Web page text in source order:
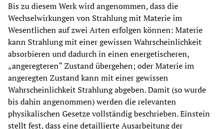
Bis zu diesem Werk wird angenommen, dass die
Wechselwirkungen von Strahlung mit Materie im
Wesentlichen auf zwei Arten erfolgen können: Materie
kann Strahlung mit einer gewissen Wahrscheinlichkeit
absorbieren und dadurch in einen energetischeren,
„angeregteren“ Zustand übergehen; oder Materie im
angeregten Zustand kann mit einer gewissen
Wahrscheinlichkeit Strahlung abgeben. Damit (so wurde
bis dahin angenommen) werden die relevanten
physikalischen Gesetze vollständig beschrieben. Einstein
stellt fest, dass eine detaillierte Ausarbeitung der